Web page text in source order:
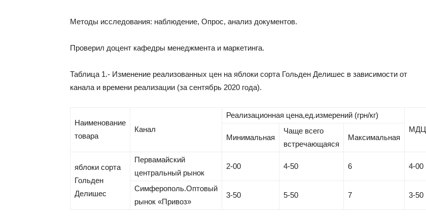
Методы исследования: наблюдение, Опрос, анализ документов.
Проверил доцент кафедры менеджмента и маркетинга.
Таблица 1.- Изменение реализованных цен на яблоки сорта Гольден Делишес в зависимости от
канала и времени реализации (за сентябрь 2020 года).
Наименование
товара
Канал
Реализационная цена,ед.измерений (грн/кг)
МДЦ
Минимальная
Чаще всего
встречающаяся
Максимальная
яблоки сорта
Гольден
Делишес
Первамайский
центральный рынок
2-00 4-50 6 4-00
Симферополь.Оптовый
рынок «Привоз»
3-50 5-50 7 3-50